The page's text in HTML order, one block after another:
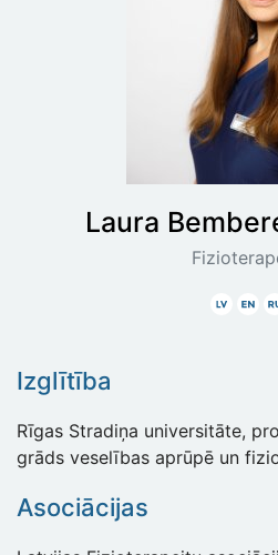
Laura
Izglītība
Rīgas Stradiņa universitāte,
grāds veselības aprūpē un
Asociācijas